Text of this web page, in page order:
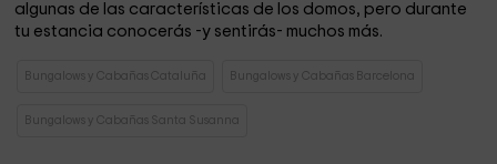
algunas de las características de los domos, pero durante
tu estancia conocerás -y sentirás- muchos más.
Bungalows y Cabañas Cataluña Bungalows y Cabañas Barcelona
Bungalows y Cabañas Santa Susanna